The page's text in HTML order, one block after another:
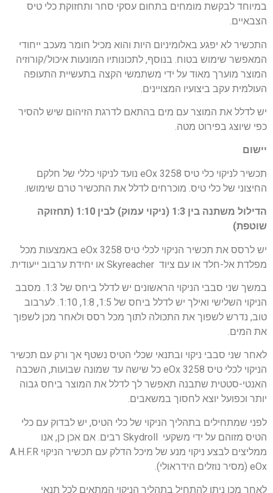
במיוחד לבקשת מומחים בתחום עסקי סחר ותחזוקת כלי טיס
הצבאיים.
התכשיר לא יפגע באלומיניום היות והוא מכיל חומר מעכב ייחודי
המאפשר שימוש בטוח. בנוסף, לתכונותיו המונעות איכול/קורוזיה
המוצר מוערך מאוד על ידי משתמשי הקצה בתעשיית התעופה
העולמית עקב ביצועיו המצויינים.
יש לדלל את המוצר עם מים בהתאם לדרגת הזיהום שיש להסיר
כפי שיוצג בפירוט מטה.
יישום
תכשיר לניקוי כלי טיס eOx 3258 נועד לניקוי כללי של חלקם
החיצוני של כלי טיס. מוכרחים לדלל את התכשיר טרם שימושו.
הדילול משתנה בין 1:3 (ניקוי עמוק) לבין 1:10 (תחזוקה
שוטפת)
יש לרסס את תכשיר הניקוי לכלי טיס eOx 3258 באמצעות מכל
מפלדת אל-חלד או עם ציוד Skyreacher או יחידת ערבוב ייעודית.
במשך שני סבבי הניקוי הראשונים יש לדלל ביחס של 1:3. מסבב
הניקוי השלישי ואילך יש לדלל ביחס של 1:5, 1:8, 1:10. לערבוב
טוב, נדרש לשפוך את התכולה לתוך מכל רסס ולאחר מכן לשפוך
את המים.
לאחר שני סבבי ניקוי ובתנאי שכלי הטיס נשטף אך ורק עם תכשיר
הניקוי לכלי טיס eOx 3258 כל שישה עד שמונה שבועות, השכבה
האנטי-סטטית שתבנה תאפשר לך לדלל את המוצר ביחס גבוה
יותר וכפועל יוצא לחסוך במשאבים.
לפני שמתחילים בתהליך הניקוי של כלי הטיס, יש לבדוק עם כלי
הטיס מזוהם על ידי משקעי Skydroll רבים. אם אכן כן, אנו
ממליצים לבצע ניקוי מנע של מיכל הדלק עם תכשיר הניקוי A.H.F.R
eOx (מסיר נוזלים הידראולי).
לאחר מכן ניתן להתחיל בתהליך הניקוי המתאים לכל תנאי